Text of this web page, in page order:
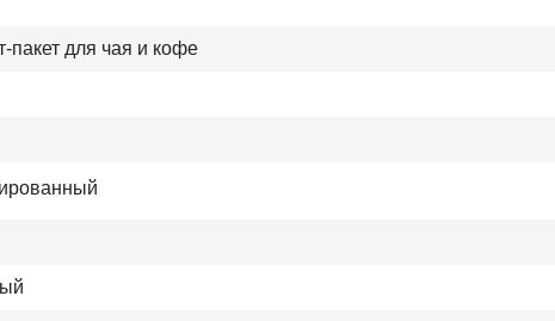
для чая и кофе